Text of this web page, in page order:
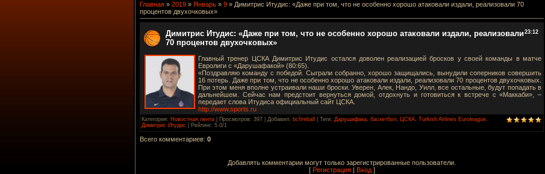
Главная » 2019 » Январь » 9 » Димитрис Итудис: «Даже при том, что не особенно хорошо атаковали издали, реализовали 70
процентов двухочковых»
23:12
Димитрис Итудис: «Даже при том, что не особенно хорошо атаковали издали, реализовали
70 процентов двухочковых»
Главный тренер ЦСКА Димитрис Итудис остался доволен реализацией бросков у своей команды в матче
Евролиги с «Дарушафакой» (80:65).
«Поздравляю команду с победой. Сыграли собранно, хорошо защищались, вынудили соперников совершить
16 потерь. Даже при том, что не особенно хорошо атаковали издали, реализовали 70 процентов двухочковых.
При этом меня вполне устраивали наши броски. Уверен, Алек, Нандо, Уилл, все остальные, будут попадать в
дальнейшем. Сейчас нам предстоит вернуться домой, отдохнуть и готовиться к встрече с «Маккаби», –
передает слова Итудиса официальный сайт ЦСКА.
http://www.sports.ru
Категория: Новостная лента Просмотров: 397 | Добавил: bcfireball Теги: Дарушафака баскетбол ЦСКА Turkish Airlines Euroleague
Димитрис Итудис
Рейтинг: 5.0/1
Всего комментариев: 0
Добавлять комментарии могут только зарегистрированные пользователи.
[ Регистрация| Вход]